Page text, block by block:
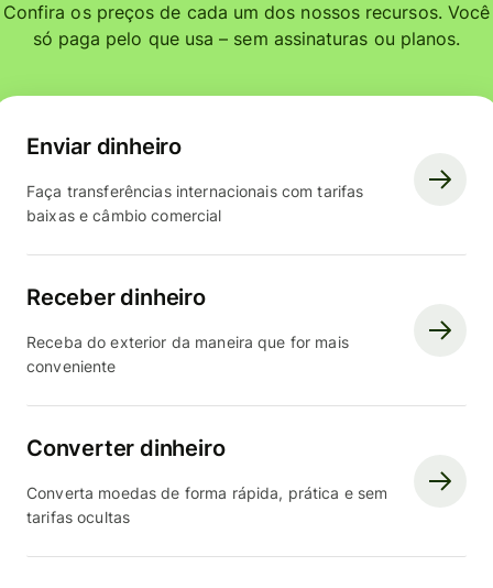
Confira os preços de cada um dos nossos recursos. Você
só paga pelo que usa – sem assinaturas ou planos.
Enviar dinheiro
Faça transferências internacionais com tarifas
baixas e câmbio comercial
Receber dinheiro
Receba do exterior da maneira que for mais
conveniente
Converter dinheiro
Converta moedas de forma rápida, prática e sem
tarifas ocultas